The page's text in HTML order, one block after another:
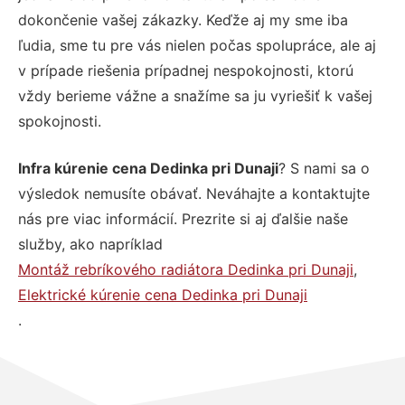
dokončenie vašej zákazky. Keďže aj my sme iba
ľudia, sme tu pre vás nielen počas spolupráce, ale aj
v prípade riešenia prípadnej nespokojnosti, ktorú
vždy berieme vážne a snažíme sa ju vyriešiť k vašej
spokojnosti.
Infra kúrenie cena Dedinka pri Dunaji? S nami sa o
výsledok nemusíte obávať. Neváhajte a kontaktujte
nás pre viac informácií. Prezrite si aj ďalšie naše
služby, ako napríklad
Montáž rebríkového radiátora Dedinka pri Dunaji,
Elektrické kúrenie cena Dedinka pri Dunaji
.